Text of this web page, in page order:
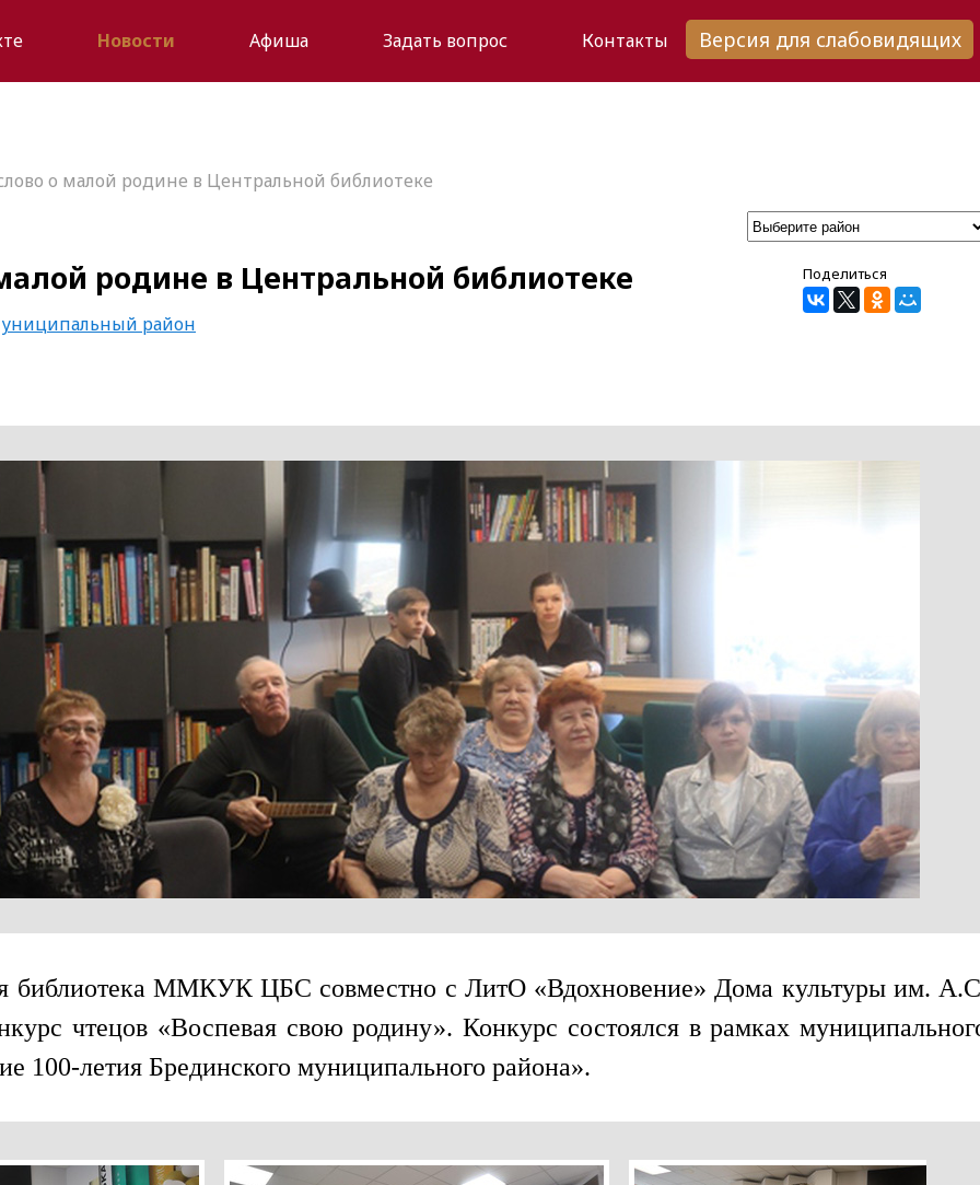
Новости Афиша Задать вопрос Контакты Версия для слабовидящих
о малой родине в Центральной библиотеке
Поделиться
родине в Центральной библиотеке
район
библиотека ММКУК ЦБС совместно с ЛитО «Вдохновение» Дома культуры им.
чтецов «Воспевая свою родину». Конкурс состоялся в рамках
100-летия Брединского муниципального района».